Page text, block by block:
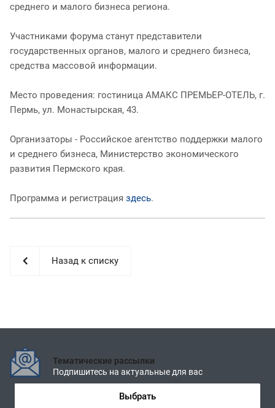
среднего и малого бизнеса региона.
Участниками форума станут представители
государственных органов, малого и среднего бизнеса,
средства массовой информации.
Место проведения: гостиница АМАКС ПРЕМЬЕР-ОТЕЛЬ, г.
Пермь, ул. Монастырская, 43.
Организаторы - Российское агентство поддержки малого
и среднего бизнеса, Министерство экономического
развития Пермского края.
Программа и регистрация здесь.
Назад к списку
Тематические рассылки
Подпишитесь на актуальные для вас
Выбрать